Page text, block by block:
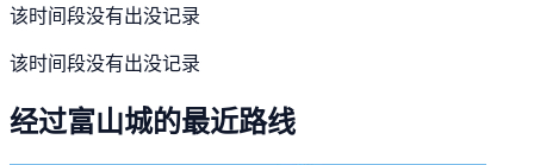
该时间段没有出没记录
该时间段没有出没记录
经过富山城的最近路线